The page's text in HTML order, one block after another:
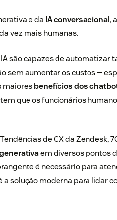
e da IA conversacional,
vez mais humanas.
são capazes de automatizar
sem aumentar os custos —
maioresbenefícios dos
que os funcionários
de CX da Zendesk,
em diversos pontos
é necessário para
a solução moderna para lidar